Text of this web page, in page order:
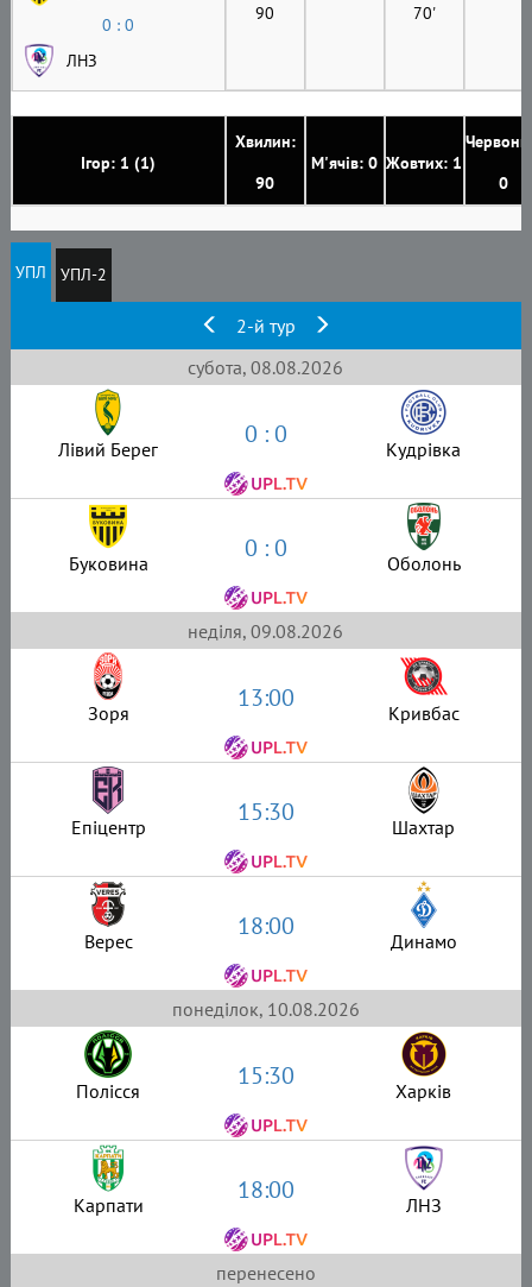
Ігор: 1 (1)
Хвилин:
90
М'ячів: 0 Жовтих: 1
0
0 : 0
ЛНЗ
90 70'
УПЛ УПЛ-2
2-й тур
субота, 08.08.2026
Лівий Берег 0 : 0 Кудрівка
Буковина 0 : 0 Оболонь
неділя, 09.08.2026
Зоря 13:00 Кривбас
Епіцентр 15:30 Шахтар
Верес 18:00 Динамо
понеділок, 10.08.2026
Полісся 15:30 Харків
Карпати 18:00 ЛНЗ
перенесено